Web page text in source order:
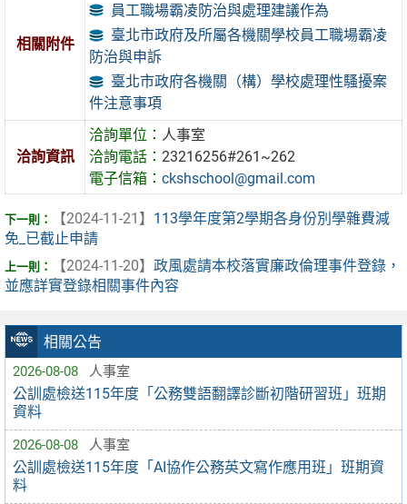
相關公告
2026-08-08 人事室
公訓處檢送115年度「公務雙語翻譯診斷初階研習班」班期
資料
2026-08-08 人事室
公訓處檢送115年度「AI協作公務英文寫作應用班」班期資
料
相關附件
員工職場霸凌防治與處理建議作為
臺北市政府及所屬各機關學校員工職場霸凌
防治與申訴
臺北市政府各機關（構）學校處理性騷擾案
件注意事項
洽詢資訊
洽詢單位： 人事室
洽詢電話：23216256#261~262
電子信箱：ckshschool@gmail.com
【2024-11-21】 113學年度第2學期各身份別學雜費減
免_已截止申請
【2024-11-20】 政風處請本校落實廉政倫理事件登錄，
並應詳實登錄相關事件內容